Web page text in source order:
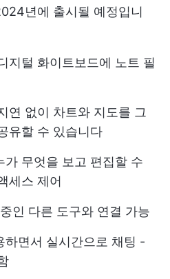
년에 출시될 예정입니
지털 화이트보드에 노트 필
연 없이 차트와 지도를 그
유할 수 있습니다
가 무엇을 보고 편집할 수
세스 제어
인 다른 도구와 연결 가능
하면서 실시간으로 채팅 -